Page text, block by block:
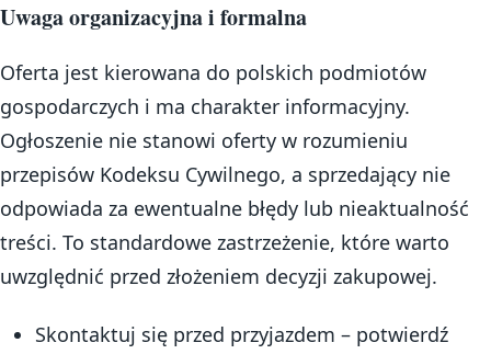
Uwaga organizacyjna i formalna
Oferta jest kierowana do polskich podmiotów
gospodarczych i ma charakter informacyjny.
Ogłoszenie nie stanowi oferty w rozumieniu
przepisów Kodeksu Cywilnego, a sprzedający nie
odpowiada za ewentualne błędy lub nieaktualność
treści. To standardowe zastrzeżenie, które warto
uwzględnić przed złożeniem decyzji zakupowej.
Skontaktuj się przed przyjazdem – potwierdź